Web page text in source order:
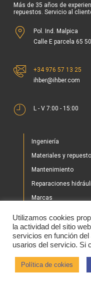
Más de 35 años de
repuestos. Servicio al
Pol. Ind. Malpica
Calle E parcela 65
+34 976 57 13 25
ihber@ihber.com
L - V 7:00 - 15:00
Ingeniería
Materiales y
Mantenimiento
Reparaciones
Marcas
Tienda
Noticias
Utilizamos cookies
la actividad del sitio
servicios en función
usarios del servicio. Si
Política de cokies